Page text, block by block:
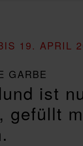
19. APRIL
GARBE
ist
gefüllt